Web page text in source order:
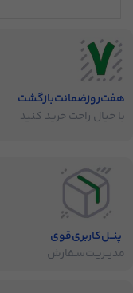
هفت‌روز‌ضمانت‌بازگشت
با خیال راحت خرید کنید
پنــل‌کاربری‌قوی
مدیــریـت‌سـفارش